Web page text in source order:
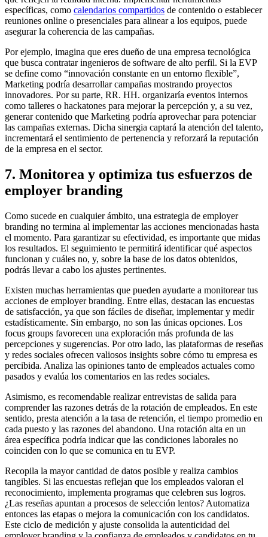
específicas, como calendarios compartidos de contenido o establecer
reuniones online o presenciales para alinear a los equipos, puede
asegurar la coherencia de las campañas.
Por ejemplo, imagina que eres dueño de una empresa tecnológica
que busca contratar ingenieros de software de alto perfil. Si la EVP
se define como “innovación constante en un entorno flexible”,
Marketing podría desarrollar campañas mostrando proyectos
innovadores. Por su parte, RR. HH. organizaría eventos internos
como talleres o hackatones para mejorar la percepción y, a su vez,
generar contenido que Marketing podría aprovechar para potenciar
las campañas externas. Dicha sinergia captará la atención del talento,
incrementará el sentimiento de pertenencia y reforzará la reputación
de la empresa en el sector.
7. Monitorea y optimiza tus esfuerzos de
employer branding
Como sucede en cualquier ámbito, una estrategia de employer
branding no termina al implementar las acciones mencionadas hasta
el momento. Para garantizar su efectividad, es importante que midas
los resultados. El seguimiento te permitirá identificar qué aspectos
funcionan y cuáles no, y, sobre la base de los datos obtenidos,
podrás llevar a cabo los ajustes pertinentes.
Existen muchas herramientas que pueden ayudarte a monitorear tus
acciones de employer branding. Entre ellas, destacan las encuestas
de satisfacción, ya que son fáciles de diseñar, implementar y medir
estadísticamente. Sin embargo, no son las únicas opciones. Los
focus groups favorecen una exploración más profunda de las
percepciones y sugerencias. Por otro lado, las plataformas de reseñas
y redes sociales ofrecen valiosos insights sobre cómo tu empresa es
percibida. Analiza las opiniones tanto de empleados actuales como
pasados y evalúa los comentarios en las redes sociales.
Asimismo, es recomendable realizar entrevistas de salida para
comprender las razones detrás de la rotación de empleados. En este
sentido, presta atención a la tasa de retención, el tiempo promedio en
cada puesto y las razones del abandono. Una rotación alta en un
área específica podría indicar que las condiciones laborales no
coinciden con lo que se comunica en tu EVP.
Recopila la mayor cantidad de datos posible y realiza cambios
tangibles. Si las encuestas reflejan que los empleados valoran el
reconocimiento, implementa programas que celebren sus logros.
¿Las reseñas apuntan a procesos de selección lentos? Automatiza
entonces las etapas o mejora la comunicación con los candidatos.
Este ciclo de medición y ajuste consolida la autenticidad del